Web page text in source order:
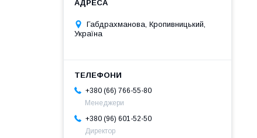
Габдрахманова, Кропивницький,
Україна
+380 (66) 766-55-80
Менеджери
+380 (96) 601-52-50
Директор